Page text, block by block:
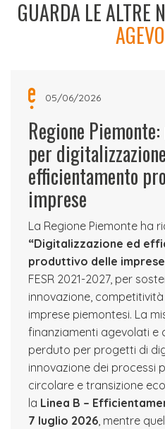
GUARDA LE ALTRE
05/06/2026
Regione
per
efficientamento
imprese
La Regione Piemonte ha
“Digitalizzazione ed
produttivo delle
FESR 2021-2027, per
innovazione,
imprese piemontesi. La
finanziamenti agevolati e
perduto per progetti di
innovazione dei processi
circolare e transizione
la Linea B –
7 luglio 2026, mentre